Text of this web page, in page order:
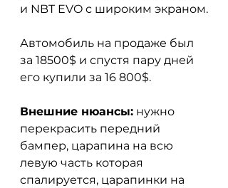
и NBT EVO с широким экраном.
Автомобиль на продаже был
за 18500$ и спустя пару дней
его купили за 16 800$.
Внешние нюансы: нужно
перекрасить передний
бампер, царапина на всю
левую часть которая
спалируется, царапинки на